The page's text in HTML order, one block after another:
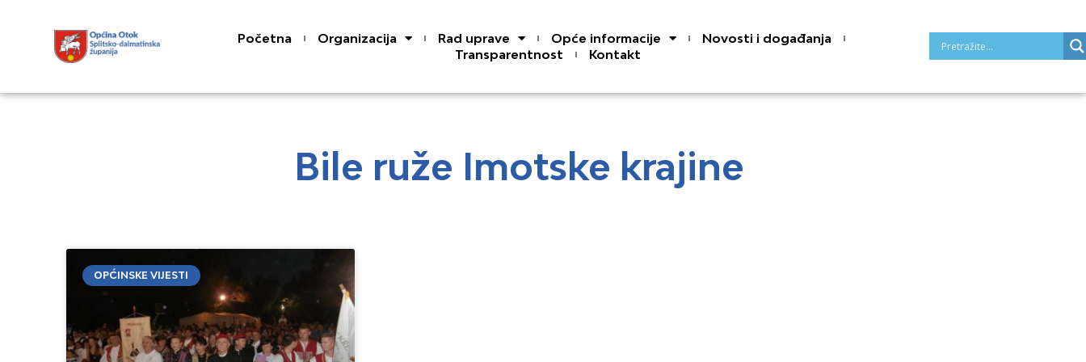
Početna Organizacija Rad uprave Opće informacije
Novosti i događanja
Transparentnost
Kontakt
Bile ruže Imotske krajine
OPĆINSKE VIJESTI